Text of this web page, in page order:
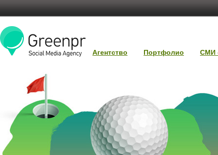
Агентство Портфолио СМИ